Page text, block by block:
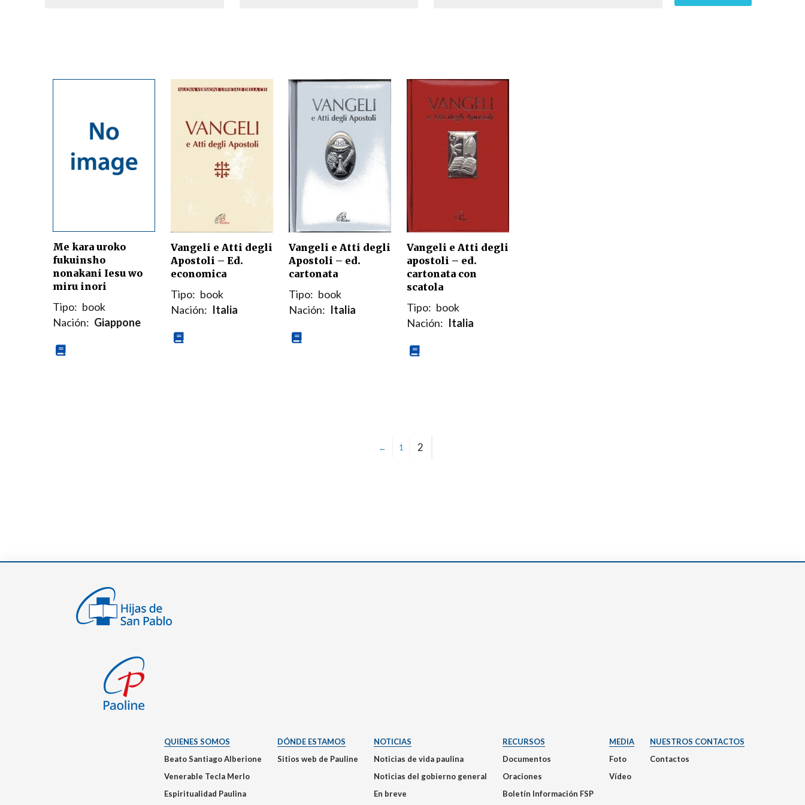
Me kara uroko
fukuinsho
nonakani Iesu wo
miru inori
Tipo: book
Nación: Giappone
Vangeli e Atti degli
Apostoli – Ed.
economica
Tipo: book
Nación: Italia
Vangeli e Atti degli
Apostoli – ed.
cartonata
Tipo: book
Nación: Italia
Vangeli e Atti degli
apostoli – ed.
cartonata con
scatola
Tipo: book
Nación: Italia
← 1 2
QUIENES SOMOS
Beato Santiago Alberione
Venerable Tecla Merlo
Espiritualidad Paulina
DÓNDE ESTAMOS
Sitios web de Pauline
NOTICIAS
Noticias de vida paulina
Noticias del gobierno general
En breve
RECURSOS
Documentos
Oraciones
Boletín Información FSP
MEDIA
Foto
Vídeo
NUESTROS CONTACTOS
Contactos